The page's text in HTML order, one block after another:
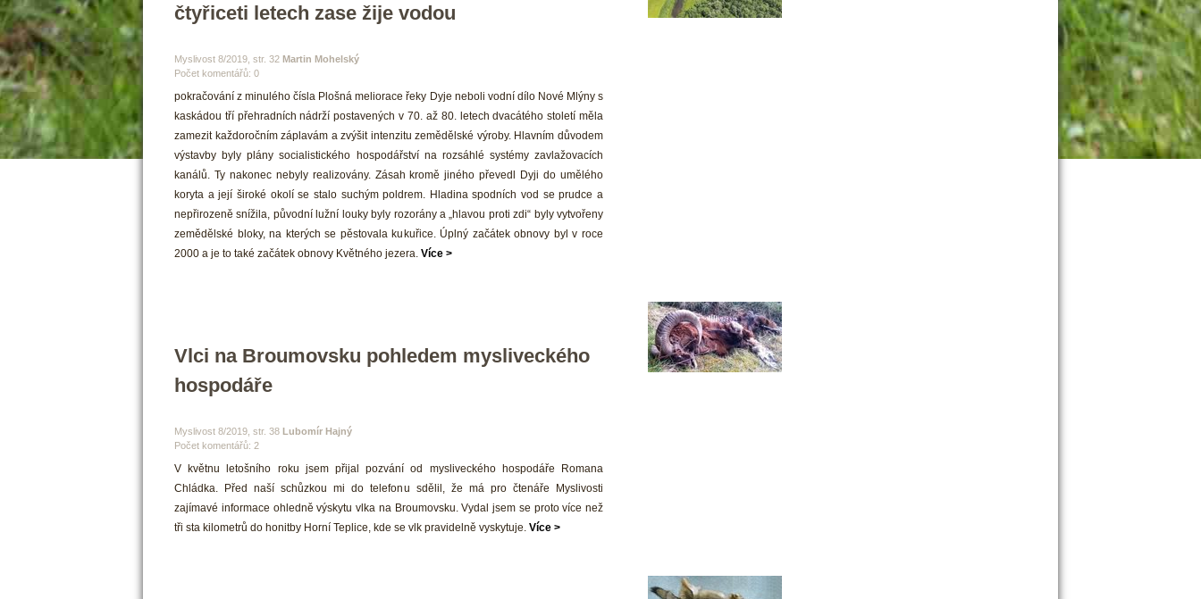
čtyřiceti letech zase žije vodou
Myslivost 8/2019, str. 32 Martin Mohelský
Počet komentářů: 0
pokračování z minulého čísla Plošná meliorace řeky Dyje neboli vodní dílo Nové Mlýny s
kaskádou tří přehradních nádrží postavených v 70. až 80. letech dvacátého století měla
zamezit každoročním záplavám a zvýšit intenzitu zemědělské výroby. Hlavním důvodem
výstavby byly plány socialistického hospodářství na rozsáhlé systémy zavlažovacích
kanálů. Ty nakonec nebyly realizovány. Zásah kromě jiného převedl Dyji do umělého
koryta a její široké okolí se stalo suchým poldrem. Hladina spodních vod se prudce a
nepřirozeně snížila, původní lužní louky byly rozorány a „hlavou proti zdi“ byly vytvořeny
zemědělské bloky, na kterých se pěstovala kukuřice. Úplný začátek obnovy byl v roce
2000 a je to také začátek obnovy Květného jezera. Více >
Vlci na Broumovsku pohledem mysliveckého
hospodáře
Myslivost 8/2019, str. 38 Lubomír Hajný
Počet komentářů: 2
V květnu letošního roku jsem přijal pozvání od mysliveckého hospodáře Romana
Chládka. Před naší schůzkou mi do telefonu sdělil, že má pro čtenáře Myslivosti
zajímavé informace ohledně výskytu vlka na Broumovsku. Vydal jsem se proto více než
tři sta kilometrů do honitby Horní Teplice, kde se vlk pravidelně vyskytuje. Více >